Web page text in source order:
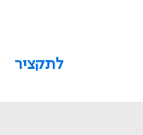
לתקציר